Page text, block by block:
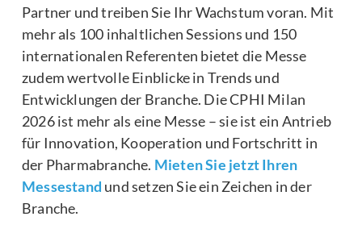
Partner und treiben Sie Ihr Wachstum voran. Mit
mehr als 100 inhaltlichen Sessions und 150
internationalen Referenten bietet die Messe
zudem wertvolle Einblicke in Trends und
Entwicklungen der Branche. Die CPHI Milan
2026 ist mehr als eine Messe – sie ist ein Antrieb
für Innovation, Kooperation und Fortschritt in
der Pharmabranche. Mieten Sie jetzt Ihren
Messestand und setzen Sie ein Zeichen in der
Branche.